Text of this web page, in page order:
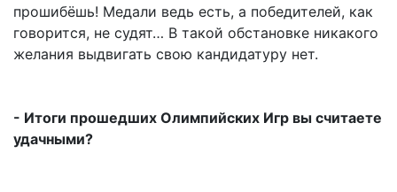
прошибёшь! Медали ведь есть, а победителей, как
говорится, не судят… В такой обстановке никакого
желания выдвигать свою кандидатуру нет.
- Итоги прошедших Олимпийских Игр вы считаете
удачными?